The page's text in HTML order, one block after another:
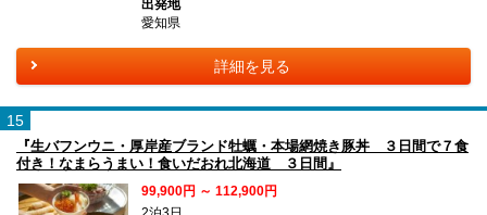
出発地
愛知県
詳細を見る
15
『生バフンウニ・厚岸産ブランド牡蠣・本場網焼き豚丼 ３日間で７食
付き！なまらうまい！食いだおれ北海道 ３日間』
99,900円 ～ 112,900円